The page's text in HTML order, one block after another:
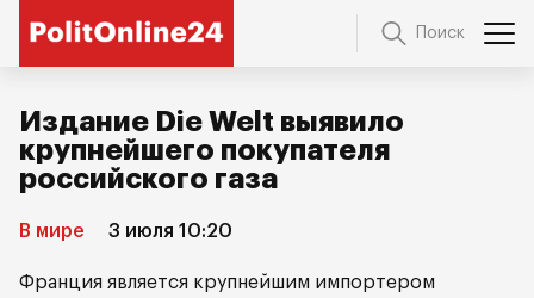
Поиск
Издание Die Welt выявило
крупнейшего покупателя
российского газа
В мире 3 июля 10:20
Франция является крупнейшим импортером